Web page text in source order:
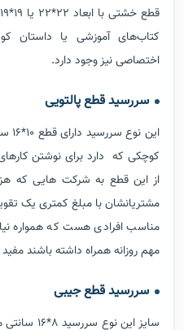
کتاب‌های آموزشی یا داستان
اختصاصی نیز وجود دارد.
سررسید قطع پالتویی
کوچکی که دارد برای نوشتن
از این قطع به شرکت هایی که
مشتریانشان با مبلغ کمتری یک
مناسب افرادی هست که همواره
مهم روزانه همراه داشته باشند
سررسید قطع جیبی
سایز این